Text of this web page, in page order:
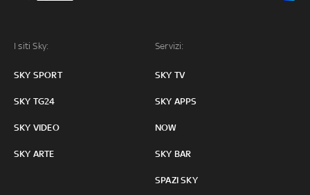
I siti Sky:
SKY SPORT
SKY TG24
SKY VIDEO
SKY ARTE
Servizi:
SKY TV
SKY APPS
NOW
SKY BAR
SPAZI SKY